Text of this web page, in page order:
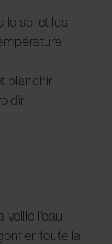
le sel et les
blanchir
veille l'eau
toute la